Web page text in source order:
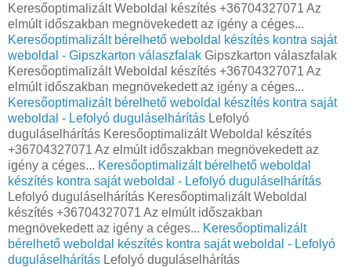
Keresőoptimalizált Weboldal készítés +36704327071 Az
elmúlt időszakban megnövekedett az igény a céges...
Keresőoptimalizált bérelhető weboldal készítés kontra saját
weboldal - Gipszkarton válaszfalak Gipszkarton válaszfalak
Keresőoptimalizált Weboldal készítés +36704327071 Az
elmúlt időszakban megnövekedett az igény a céges...
Keresőoptimalizált bérelhető weboldal készítés kontra saját
weboldal - Lefolyó duguláselhárítás Lefolyó
duguláselhárítás Keresőoptimalizált Weboldal készítés
+36704327071 Az elmúlt időszakban megnövekedett az
igény a céges... Keresőoptimalizált bérelhető weboldal
készítés kontra saját weboldal - Lefolyó duguláselhárítás
Lefolyó duguláselhárítás Keresőoptimalizált Weboldal
készítés +36704327071 Az elmúlt időszakban
megnövekedett az igény a céges... Keresőoptimalizált
bérelhető weboldal készítés kontra saját weboldal - Lefolyó
duguláselhárítás Lefolyó duguláselhárítás